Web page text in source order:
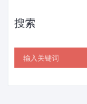
搜索